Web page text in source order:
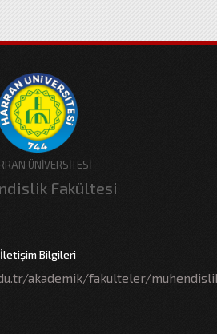
ÜNİVERSİTESİ
Fakültesi
İletişim Bilgileri
akademik/fakulteler/